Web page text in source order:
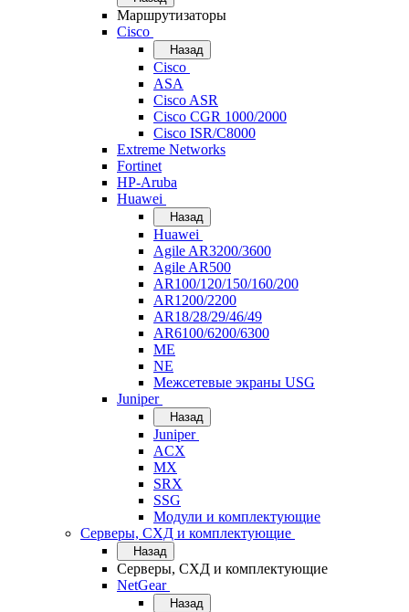
Маршрутизаторы
Cisco
Назад
Cisco
ASA
Cisco ASR
Cisco CGR 1000/2000
Cisco ISR/С8000
Extreme Networks
Fortinet
HP-Aruba
Huawei
Назад
Huawei
Agile AR3200/3600
Agile AR500
AR100/120/150/160/200
AR1200/2200
AR18/28/29/46/49
AR6100/6200/6300
ME
NE
Межсетевые экраны USG
Juniper
Назад
Juniper
ACX
MX
SRX
SSG
Модули и комплектующие
Серверы, СХД и комплектующие
Назад
Серверы, СХД и комплектующие
NetGear
Назад